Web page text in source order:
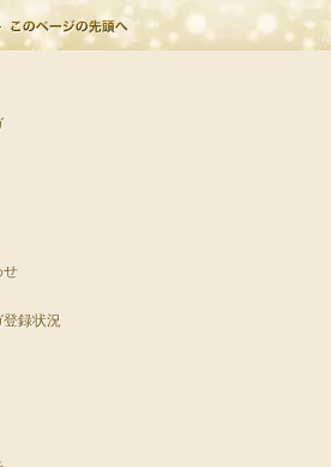
せ
登録状況